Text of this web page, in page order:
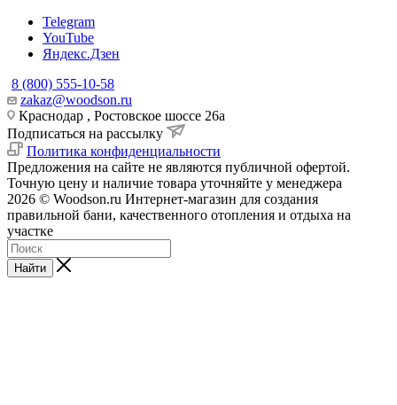
Telegram
YouTube
Яндекс.Дзен
8 (800) 555-10-58
zakaz@woodson.ru
Краснодар , Ростовское шоссе 26а
Подписаться на рассылку
Политика конфиденциальности
Предложения на сайте не являются публичной офертой.
Точную цену и наличие товара уточняйте у менеджера
2026 © Woodson.ru Интернет-магазин для создания
правильной бани, качественного отопления и отдыха на
участке
Найти